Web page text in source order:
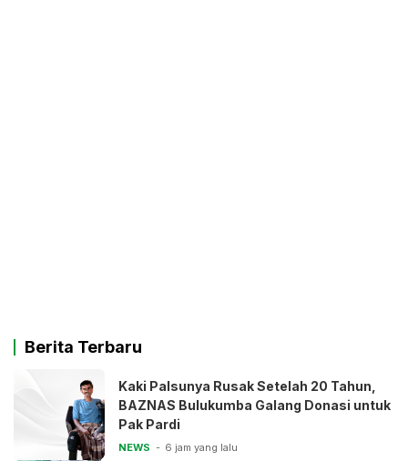
Berita Terbaru
Kaki Palsunya Rusak Setelah 20 Tahun,
BAZNAS Bulukumba Galang Donasi untuk
Pak Pardi
NEWS 6 jam yang lalu